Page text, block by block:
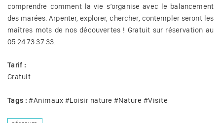
comprendre comment la vie s’organise avec le balancement
des marées. Arpenter, explorer, chercher, contempler seront les
maîtres mots de nos découvertes ! Gratuit sur réservation au
05 24 73 37 33.
Tarif :
Gratuit
Tags : #Animaux #Loisir nature #Nature #Visite